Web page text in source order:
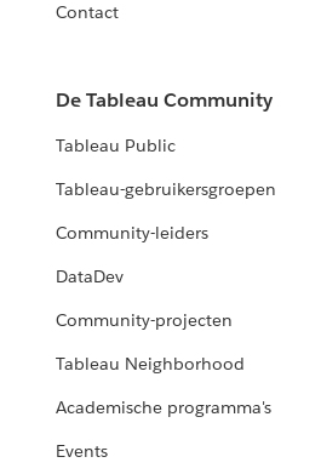
Contact
De Tableau Community
Tableau Public
Tableau-gebruikersgroepen
Community-leiders
DataDev
Community-projecten
Tableau Neighborhood
Academische programma's
Events